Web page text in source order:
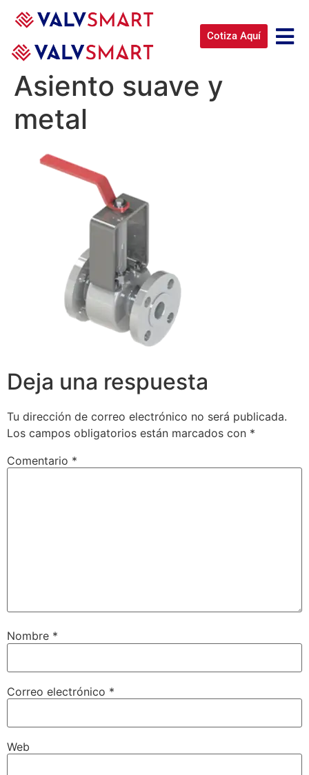
Cotiza Aquí
entrada final
(servicio suave).
Asiento suave y
metal
Deja una respuesta
Tu dirección de correo electrónico no será publicada.
Los campos obligatorios están marcados con *
Comentario *
Nombre *
Correo electrónico *
Web